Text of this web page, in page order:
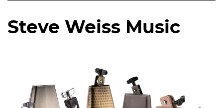
Steve Weiss Music